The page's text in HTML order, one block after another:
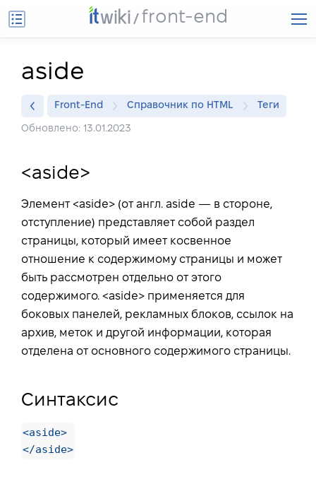
front-end
aside
Front-End Справочник по HTML Теги
Обновлено: 13.01.2023
<aside>
Элемент <aside> (от англ. aside — в стороне,
отступление) представляет собой раздел
страницы, который имеет косвенное
отношение к содержимому страницы и может
быть рассмотрен отдельно от этого
содержимого. <aside> применяется для
боковых панелей, рекламных блоков, ссылок на
архив, меток и другой информации, которая
отделена от основного содержимого страницы.
Синтаксис
<aside>
</aside>